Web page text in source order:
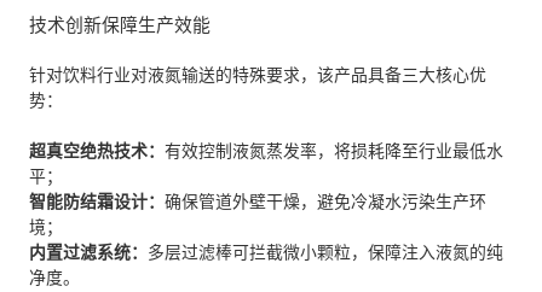
技术创新保障生产效能
针对饮料行业对液氮输送的特殊要求，该产品具备三大核心优
势：
超真空绝热技术：有效控制液氮蒸发率，将损耗降至行业最低水
平；
智能防结霜设计：确保管道外壁干燥，避免冷凝水污染生产环
境；
内置过滤系统： 多层过滤棒可拦截微小颗粒，保障注入液氮的纯
净度。